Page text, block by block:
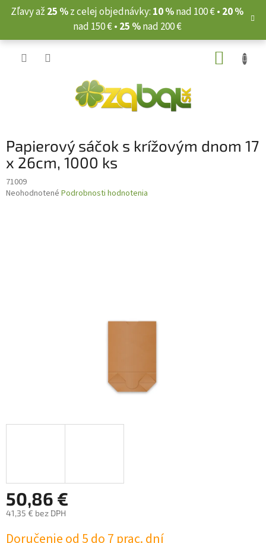
Prejsť
Zľavy až 25 %z celej objednávky: 10 %nad 100 € • 20 %
nad 150 € • 25 %nad 200 €
Papierový sáčok s krížovým dnom 17
x 26cm, 1000 ks
71009
Priemerné
Neohodnotené Podrobnosti hodnotenia
50,86 €
41,35 € bez DPH
cena:
Doručenie od 5 do 7 prac. dní